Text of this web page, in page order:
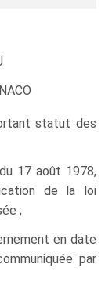
statut des
17 août 1978,
de la loi
;
en date
par